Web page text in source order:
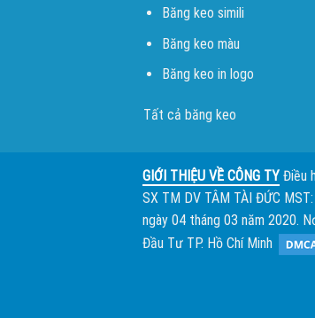
Băng keo simili
Băng keo màu
Băng keo in logo
Tất cả băng keo
GIỚI THIỆU VỀ CÔNG TYĐiều
SX TM DV TÂM TÀI ĐỨC
ngày 04 tháng 03 năm 2020.
Đầu Tư TP. Hồ Chí Minh